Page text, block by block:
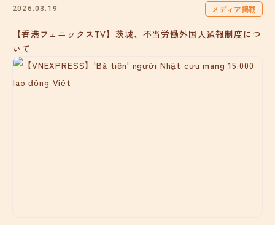
2026.03.19 メディア掲載
【香港フェニックスTV】茨城、不当労働外国人通報制度につ
いて